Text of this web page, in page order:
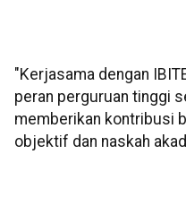
"Kerjasama dengan
peran perguruan tinggi
memberikan kontribusi
objektif dan naskah